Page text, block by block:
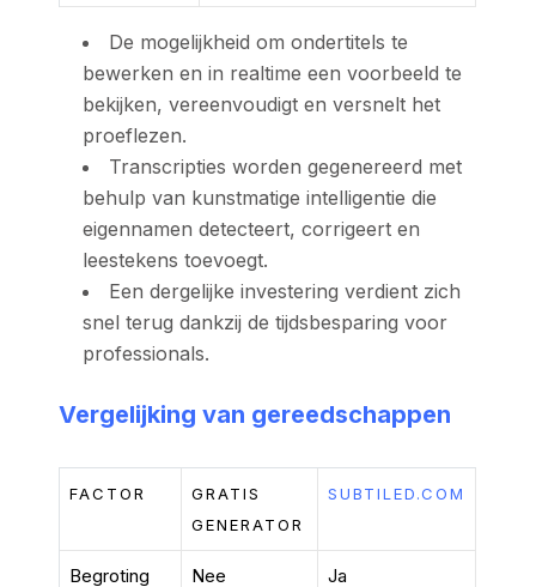
De mogelijkheid om ondertitels te
bewerken en in realtime een voorbeeld te
bekijken, vereenvoudigt en versnelt het
proeflezen.
Transcripties worden gegenereerd met
behulp van kunstmatige intelligentie die
eigennamen detecteert, corrigeert en
leestekens toevoegt.
Een dergelijke investering verdient zich
snel terug dankzij de tijdsbesparing voor
professionals.
Vergelijking van gereedschappen
FACTOR
GRATIS
GENERATOR
SUBTILED.COM
Begroting Nee Ja